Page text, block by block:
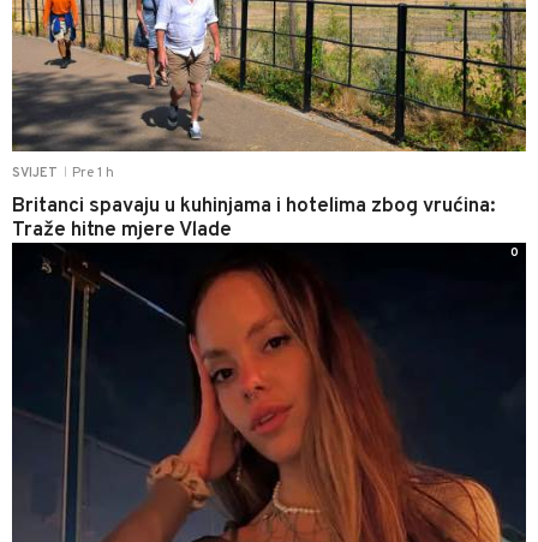
SVIJET Pre 1 h
Britanci spavaju u kuhinjama i hotelima zbog vrućina:
Traže hitne mjere Vlade
0